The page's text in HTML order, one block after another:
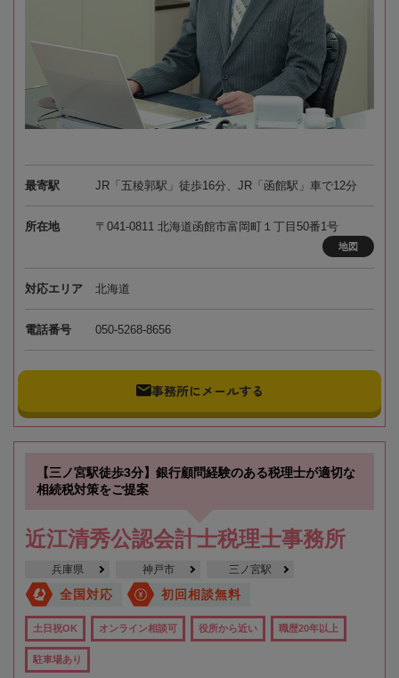
最寄駅 JR「五稜郭駅」徒歩16分、JR「函館駅」車で12分
所在地 〒041-0811 北海道函館市富岡町１丁目50番1号
地図
対応エリア 北海道
電話番号 050-5268-8656
事務所にメールする
【三ノ宮駅徒歩3分】銀行顧問経験のある税理士が適切な
相続税対策をご提案
近江清秀公認会計士税理士事務所
兵庫県 神戸市 三ノ宮駅
全国対応 初回相談無料
土日祝OK オンライン相談可 役所から近い 職歴20年以上
駐車場あり